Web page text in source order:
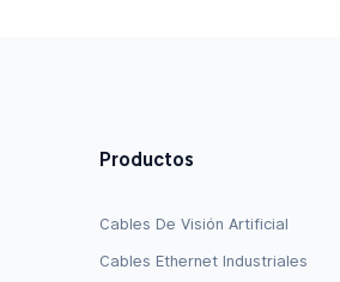
Productos
Cables De Visión Artificial
Cables Ethernet Industriales